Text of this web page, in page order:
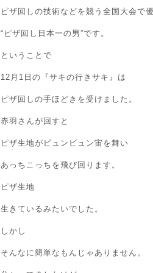
ピザ回しの技術などを競う全国大会で
“ピザ回し日本一の男”です。
ということで
12月1日の『サキの行きサキ』は
ピザ回しの手ほどきを受けました。
赤羽さんが回すと
ピザ生地がビュンビュン宙を舞い
あっちこっちを飛び回ります。
ピザ生地
生きているみたいでした。
しかし
そんなに簡単なもんじゃありません。